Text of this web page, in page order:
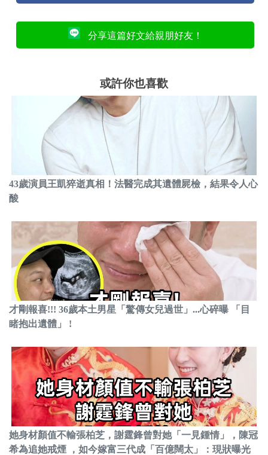
分享這篇好文給親朋好友！
或許你也喜歡
43歲演員王凱猝逝真相！法醫完成其遺體屍檢，結果令人心
酸
才剛報喜!!! 36歲本土男星「驚傳女兒過世」...心碎曝 「目
睹抱出遺體」 !
她身材顏值不輸張柏芝，謝霆鋒曾對她「一見鍾情」，陳冠
希為追她戒煙 ，如今嫁富三代成「百億闊太」：現狀曝光